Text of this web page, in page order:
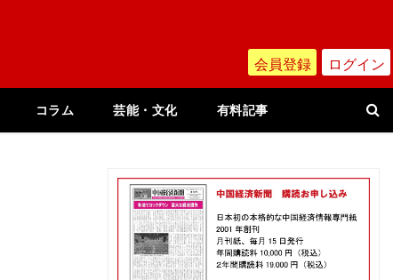
会員登録 ログイン
コラム 芸能・文化 有料記事